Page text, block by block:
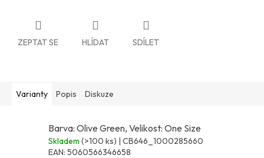
ZEPTAT SE HLÍDAT SDÍLET
Varianty Popis Diskuze
Barva: Olive Green, Velikost: One Size
Skladem (>100 ks) | CB646_1000285660
EAN: 5060566346658